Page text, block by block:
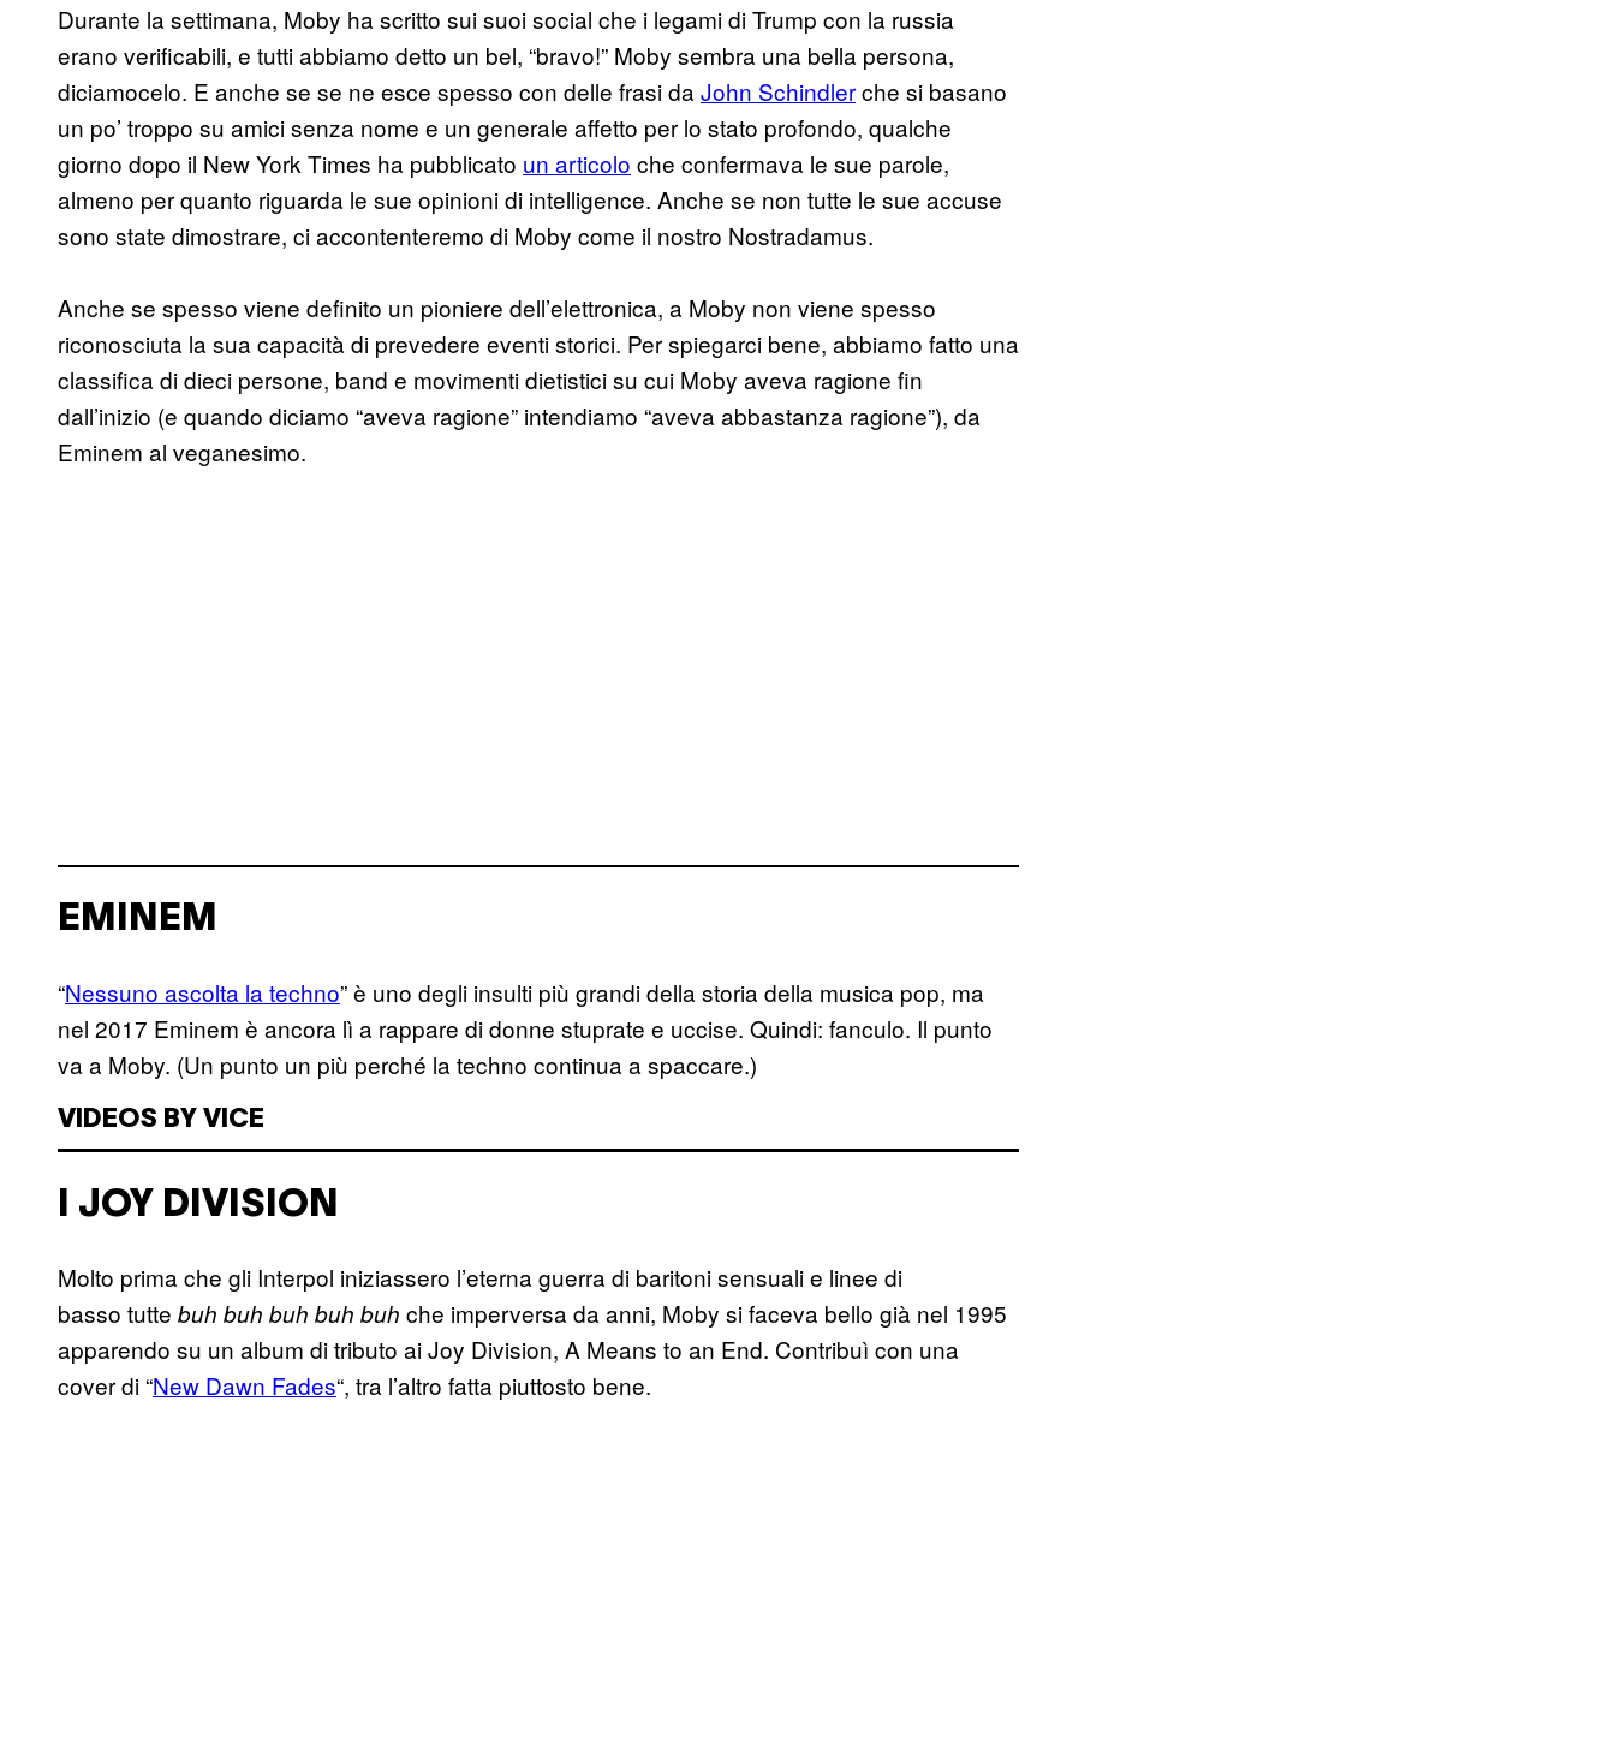
Durante la settimana, Moby ha scritto sui suoi social che i legami di Trump con la russia
erano verificabili, e tutti abbiamo detto un bel, “bravo!” Moby sembra una bella persona,
diciamocelo. E anche se se ne esce spesso con delle frasi da John Schindlerche si basano
un po’ troppo su amici senza nome e un generale affetto per lo stato profondo, qualche
giorno dopo il New York Times ha pubblicato un articolo che confermava le sue parole,
almeno per quanto riguarda le sue opinioni di intelligence. Anche se non tutte le sue accuse
sono state dimostrare, ci accontenteremo di Moby come il nostro Nostradamus.
Anche se spesso viene definito un pioniere dell’elettronica, a Moby non viene spesso
riconosciuta la sua capacità di prevedere eventi storici. Per spiegarci bene, abbiamo fatto una
classifica di dieci persone, band e movimenti dietistici su cui Moby aveva ragione fin
dall’inizio (e quando diciamo “aveva ragione” intendiamo “aveva abbastanza ragione”), da
Eminem al veganesimo.
EMINEM
“Nessuno ascolta la techno” è uno degli insulti più grandi della storia della musica pop, ma
nel 2017 Eminem è ancora lì a rappare di donne stuprate e uccise. Quindi: fanculo. Il punto
va a Moby. (Un punto un più perché la techno continua a spaccare.)
VIDEOS BY VICE
I JOY DIVISION
Molto prima che gli Interpol iniziassero l’eterna guerra di baritoni sensuali e linee di
basso tutte buh buh buh buh buh che imperversa da anni, Moby si faceva bello già nel 1995
apparendo su un album di tributo ai Joy Division, A Means to an End. Contribuì con una
cover di “New Dawn Fades“, tra l’altro fatta piuttosto bene.